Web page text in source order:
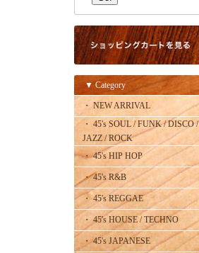
▼ Category
・ NEW ARRIVAL
・ 45's SOUL / FUNK / DISCO /
JAZZ / ROCK
・ 45's HIP HOP
・ 45's R&B
・ 45's REGGAE
・ 45's HOUSE / TECHNO
・ 45's JAPANESE